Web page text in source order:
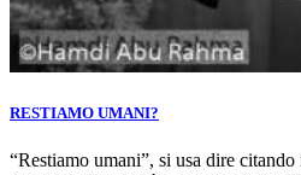
RESTIAMO UMANI?
“Restiamo umani”, si usa dire